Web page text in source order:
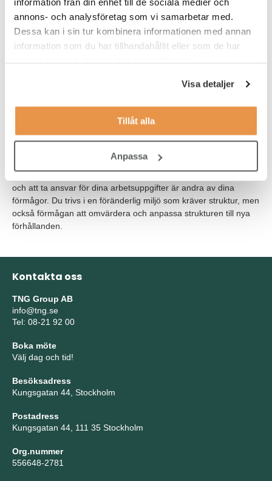
annons- och analysföretag som vi samarbetar med.
Dessa kan i sin tur kombinera informationen med annan
information som du har tillhandahållit eller som de har
Visa detaljer
Tillåt alla
Anpassa
Våra förväntningar
I grunden har du en relevant högskoleutbildning eller likvärdig
erfarenhet. Du har flerårig erfarenhet av planering av komplexa
logistikflöden. Har du erfarenhet från tillverkande industri är det
att verka i en internationell kontext krävs goda kunskaper i
kommunicera med andra. Du är även bra på att bygga och
bibehålla relationer. Att vara handlingskraftig, resultatorienterad
och att ta ansvar för dina arbetsuppgifter är andra av dina
förmågor. Du trivs i en föränderlig miljö som kräver struktur, men
också förmågan att omvärdera och anpassa strukturen till nya
förhållanden.
Kontakta oss
TNG Group AB
info@tng.se
Tel: 08-21 92 00
Boka möte
Välj dag och tid!
Besöksadress
Kungsgatan 44, Stockholm
Postadress
Kungsgatan 44, 111 35 Stockholm
Org.nummer
556648-2781